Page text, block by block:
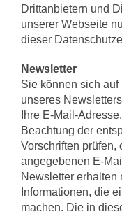
Drittanbietern und
unserer Webseite
dieser
Newsletter
Sie können sich
unseres
Ihre E-Mail-
Beachtung der
Vorschriften prüfen,
angegebenen E-
Newsletter erhalten
Informationen, die
machen. Die in